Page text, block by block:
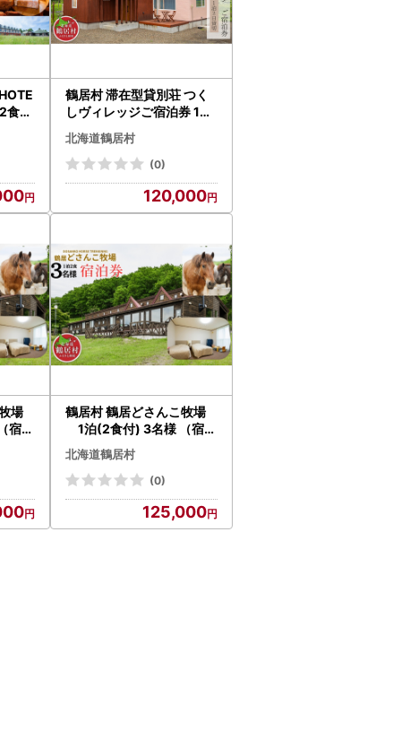
食付
ふ
るさと納税 ふるなび ）
鶴居村 滞在型貸別荘 つく
しヴィレッジご宿泊券 1棟
2名様（1泊2日貸切）（宿
泊 宿 釧路の隣 釧路空港 か
ら近い 北海道 観光 トラベ
ル ホテル 旅行 宿泊 アクテ
ィビティ ふるさと納税 ふ
るなび ）
北海道鶴居村
(0)
120,000
場
宿泊
アク
税
鶴居村 鶴居どさんこ牧場
1泊(2食付) 3名様 （宿泊
宿 2食付き 馬 ウマ うま ど
さんこ 釧路の隣 釧路空港
から近い 北海道 観光 トラ
ベル ホテル 旅行 宿泊 アク
ティビティ ふるさと納税
ふるなび ）
北海道鶴居村
(0)
125,000